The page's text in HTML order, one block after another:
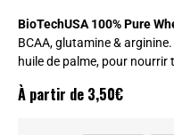
BioTechUSA 100% Pure
BCAA, glutamine &
huile de palme, pour nourrir
À partir de 3,50€